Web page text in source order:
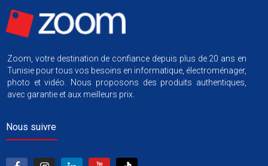
Zoom, votre destination de confiance depuis plus de 20 ans en
Tunisie pour tous vos besoins en informatique, électroménager,
photo et vidéo. Nous proposons des produits authentiques,
avec garantie et aux meilleurs prix.
Nous suivre